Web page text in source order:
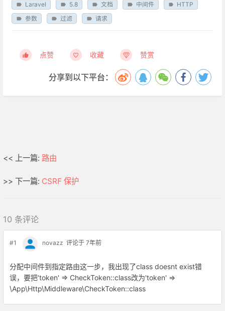
Laravel 5.8 文档 中间件
HTTP
参数
过滤 请求
点赞 收藏 赞赏
分享到以下平台：
<< 上一篇: 路由
>> 下一篇: CSRF 保护
10 条评论
#1 novazz 评论于 7年前
分配中间件到指定路由这一步，我出现了class doesnt exist错
误，要把'token' => CheckToken::class改为'token' =>
\App\Http\Middleware\CheckToken::class